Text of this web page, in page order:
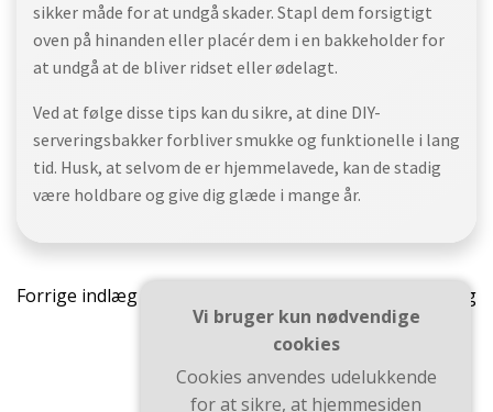
sikker måde for at undgå skader. Stapl dem forsigtigt
oven på hinanden eller placér dem i en bakkeholder for
at undgå at de bliver ridset eller ødelagt.
Ved at følge disse tips kan du sikre, at dine DIY-
serveringsbakker forbliver smukke og funktionelle i lang
tid. Husk, at selvom de er hjemmelavede, kan de stadig
være holdbare og give dig glæde i mange år.
Indlægsnavigation
Forrige indlæg
Næste indlæg
Vi bruger kun nødvendige
cookies
Cookies anvendes udelukkende
for at sikre, at hjemmesiden